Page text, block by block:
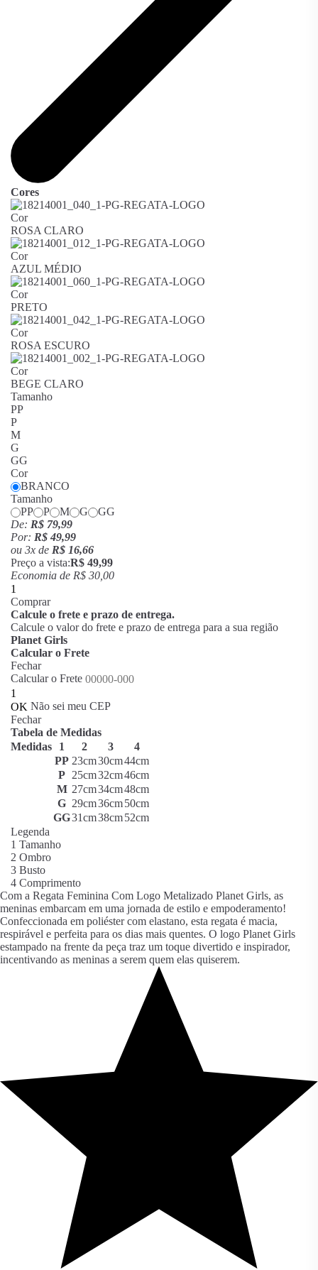
Cores
Cor
ROSA CLARO
Cor
AZUL MÉDIO
Cor
PRETO
Cor
ROSA ESCURO
Cor
BEGE CLARO
Tamanho
PP
P
M
G
GG
Cor
BRANCO
Tamanho
PP
P M G
GG
De: R$ 79,99
Por: R$ 49,99
ou 3x de R$ 16,66
Preço a vista:R$ 49,99
Economia de R$ 30,00
Comprar
Calcule o frete e prazo de entrega.
Calcule o valor do frete e prazo de entrega para a sua região
Planet Girls
Calcular o Frete
Fechar
Calcular o Frete
Não sei meu CEP
Fechar
Tabela de Medidas
Medidas
1 2 3
4
PP 23cm30cm44cm
P 25cm32cm46cm
M 27cm34cm48cm
G 29cm36cm50cm
GG31cm38cm52cm
Legenda
1 Tamanho
2 Ombro
3 Busto
4 Comprimento
Com a Regata Feminina Com Logo Metalizado Planet Girls, as
meninas embarcam em uma jornada de estilo e empoderamento!
Confeccionada em poliéster com elastano, esta regata é macia,
respirável e perfeita para os dias mais quentes. O logo Planet Girls
estampado na frente da peça traz um toque divertido e inspirador,
incentivando as meninas a serem quem elas quiserem.